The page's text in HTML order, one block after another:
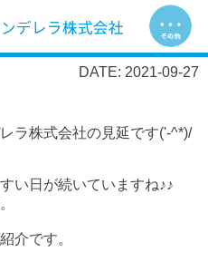
DATE: 2021-09-27
ラ株式会社の見延です('-^*)/
い日が続いていますね♪♪
介です。